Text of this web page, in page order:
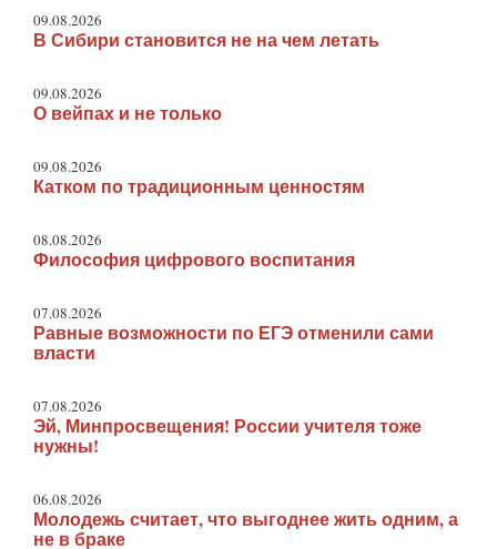
09.08.2026
В Сибири становится не на чем летать
09.08.2026
О вейпах и не только
09.08.2026
Катком по традиционным ценностям
08.08.2026
Философия цифрового воспитания
07.08.2026
Равные возможности по ЕГЭ отменили сами
власти
07.08.2026
Эй, Минпросвещения! России учителя тоже
нужны!
06.08.2026
Молодежь считает, что выгоднее жить одним, а
не в браке